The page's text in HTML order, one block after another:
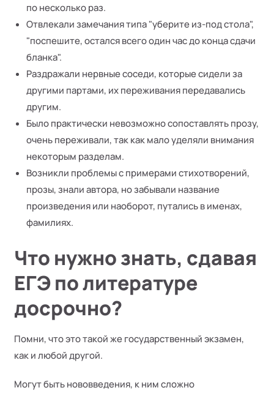
по несколько раз.
Отвлекали замечания типа "уберите из-под стола",
"поспешите, остался всего один час до конца сдачи
бланка".
Раздражали нервные соседи, которые сидели за
другими партами, их переживания передавались
другим.
Было практически невозможно сопоставлять прозу,
очень переживали, так как мало уделяли внимания
некоторым разделам.
Возникли проблемы с примерами стихотворений,
прозы, знали автора, но забывали название
произведения или наоборот, путались в именах,
фамилиях.
Что нужно знать, сдавая
ЕГЭ по литературе
досрочно?
Помни, что это такой же государственный экзамен,
как и любой другой.
Могут быть нововведения, к ним сложно